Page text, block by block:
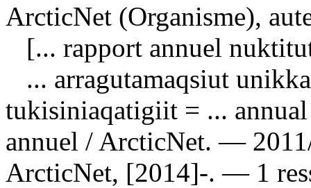
ArcticNet (Organisme),
[... rapport annuel
... arragutamaqsiut
tukisiniaqatigiit = ...
annuel / ArcticNet. —
ArcticNet, [2014]-. — 1